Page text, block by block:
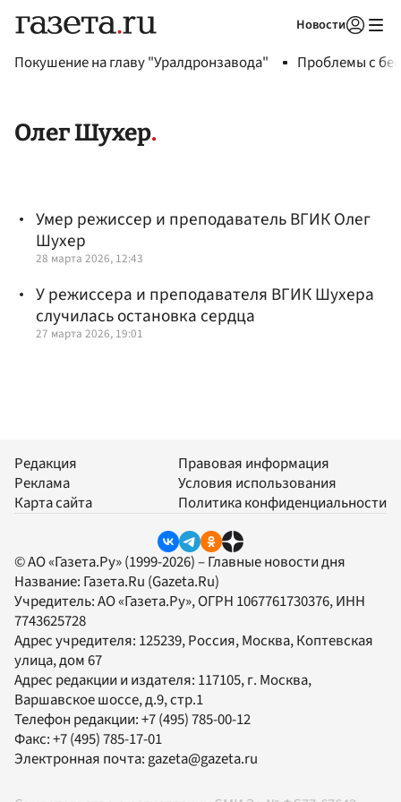
Новости
Покушение на главу "Уралдронзавода" Проблемы с
Олег Шухер
Умер режиссер и преподаватель ВГИК Олег
Шухер
28 марта 2026, 12:43
У режиссера и преподавателя ВГИК Шухера
случилась остановка сердца
27 марта 2026, 19:01
Редакция
Реклама
Карта сайта
Правовая информация
Условия использования
Политика конфиденциальности
© АО «Газета.Ру» (1999-2026) – Главные новости дня
Название: Газета.Ru (Gazeta.Ru)
Учредитель:АО «Газета.Ру», ОГРН 1067761730376, ИНН
7743625728
Адрес учредителя: 125239, Россия, Москва, Коптевская
улица, дом 67
Адрес редакции и издателя: 117105, г. Москва,
Варшавское шоссе, д.9, стр.1
Телефон редакции:+7 (495) 785-00-12
Факс:+7 (495) 785-17-01
Электронная почта:gazeta@gazeta.ru